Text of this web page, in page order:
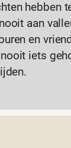
hebben
aan
en
iets